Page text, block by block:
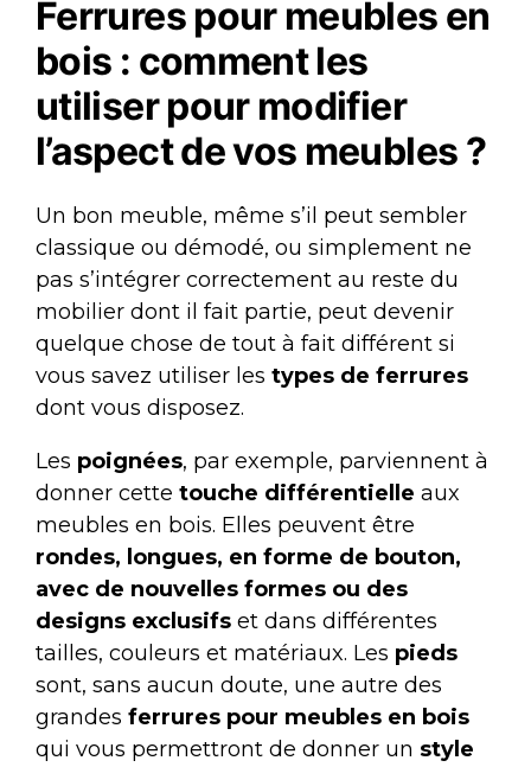
Ferrures pour meubles en
bois : comment les
utiliser pour modifier
l’aspect de vos meubles ?
Un bon meuble, même s’il peut sembler
classique ou démodé, ou simplement ne
pas s’intégrer correctement au reste du
mobilier dont il fait partie, peut devenir
quelque chose de tout à fait différent si
vous savez utiliser les types de ferrures
dont vous disposez.
Les poignées, par exemple, parviennent à
donner cette touche différentielle aux
meubles en bois. Elles peuvent être
rondes, longues, en forme de bouton,
avec de nouvelles formes ou des
designs exclusifs et dans différentes
tailles, couleurs et matériaux. Les pieds
sont, sans aucun doute, une autre des
grandes ferrures pour meubles en bois
qui vous permettront de donner un style